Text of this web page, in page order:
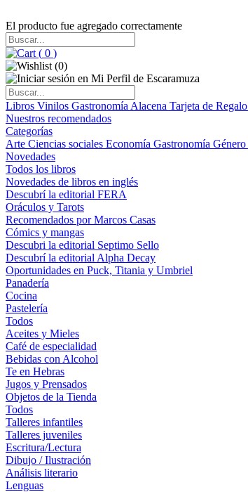
El producto fue agregado correctamente
( 0 )
(0)
Libros Vinilos Gastronomía Alacena Tarjeta de Regalo
Nuestros recomendados
Categorías
Arte Ciencias sociales Economía Gastronomía Género
Novedades
Todos los libros
Novedades de libros en inglés
Descubrí la editorial FERA
Oráculos y Tarots
Recomendados por Marcos Casas
Cómics y mangas
Descubri la editorial Septimo Sello
Descubrí la editorial Alpha Decay
Oportunidades en Puck, Titania y Umbriel
Panadería
Cocina
Pastelería
Todos
Aceites y Mieles
Café de especialidad
Bebidas con Alcohol
Te en Hebras
Jugos y Prensados
Objetos de la Tienda
Todos
Talleres infantiles
Talleres juveniles
Escritura/Lectura
Dibujo / Ilustración
Análisis literario
Lenguas